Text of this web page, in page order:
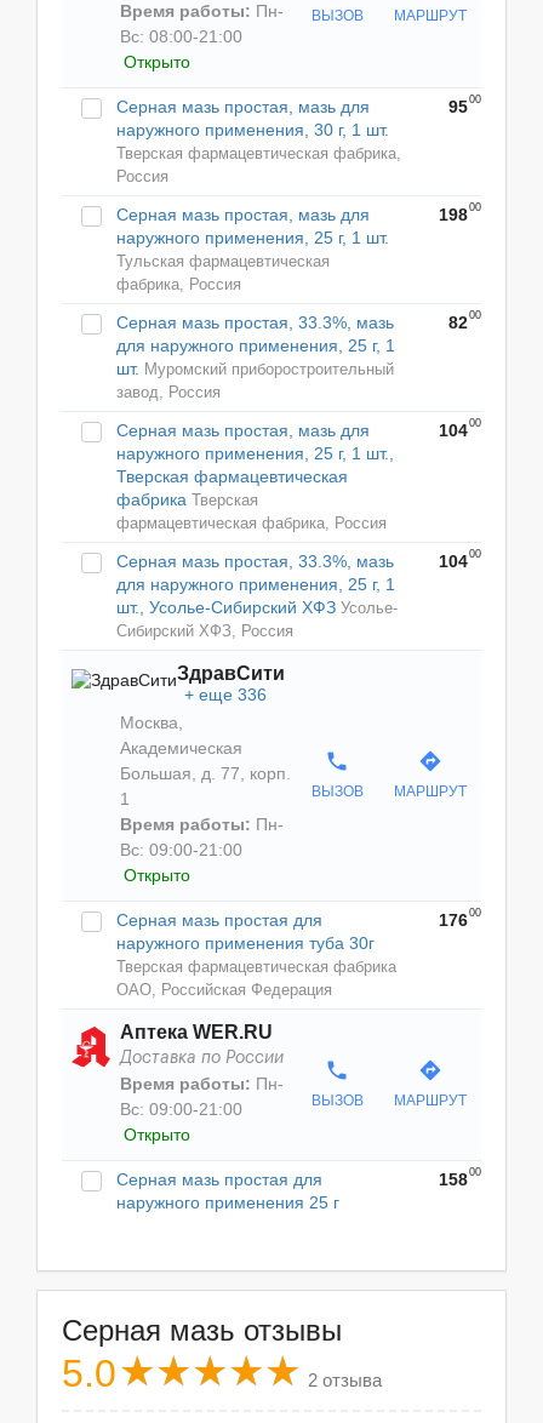
Время работы: Пн-
Вс: 08:00-21:00
Открыто
ВЫЗОВ МАРШРУТ
Серная мазь простая, мазь для
наружного применения, 30 г, 1 шт.
Тверская фармацевтическая фабрика,
Россия
9500
Серная мазь простая, мазь для
наружного применения, 25 г, 1 шт.
Тульская фармацевтическая
фабрика, Россия
19800
Серная мазь простая, 33.3%, мазь
для наружного применения, 25 г, 1
шт. Муромский приборостроительный
завод, Россия
8200
Серная мазь простая, мазь для
наружного применения, 25 г, 1 шт.,
Тверская фармацевтическая
фабрика Тверская
фармацевтическая фабрика, Россия
10400
Серная мазь простая, 33.3%, мазь
для наружного применения, 25 г, 1
шт., Усолье-Сибирский ХФЗ Усолье-
Сибирский ХФЗ, Россия
10400
ЗдравСити
еще 336
Москва,
Академическая
Большая, д. 77, корп.
1
Время работы: Пн-
Вс: 09:00-21:00
Открыто
phone
ВЫЗОВ
directions
МАРШРУТ
Серная мазь простая для
наружного применения туба 30г
Тверская фармацевтическая фабрика
ОАО, Российская Федерация
17600
Аптека WER.RU
Доставка по России
Время работы: Пн-
Вс: 09:00-21:00
Открыто
phone
ВЫЗОВ
directions
МАРШРУТ
Серная мазь простая для
наружного применения 25 г
15800
Серная мазь отзывы
5.0 2 отзыва